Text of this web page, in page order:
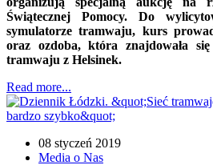
Świątecznej Pomocy. Do
symulatorze tramwaju, kurs
oraz ozdoba, która znajdowała
tramwaju z Helsinek.
Read more...
08 styczeń 2019
Media o Nas